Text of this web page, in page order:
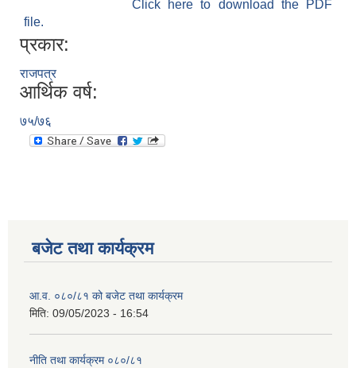
Click here to download the PDF
file.
प्रकार:
राजपत्र
आर्थिक वर्ष:
७५/७६
बजेट तथा कार्यक्रम
आ.व. ०८०/८१ को बजेट तथा कार्यक्रम
मिति: 09/05/2023 - 16:54
नीति तथा कार्यक्रम ०८०/८१